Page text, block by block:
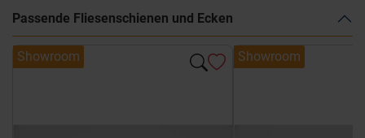
Passende Fliesenschienen und Ecken
Showroom Showroom